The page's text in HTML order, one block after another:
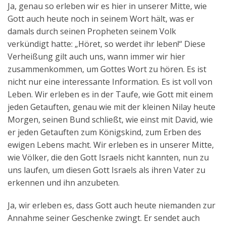
Ja, genau so erleben wir es hier in unserer Mitte, wie
Gott auch heute noch in seinem Wort hält, was er
damals durch seinen Propheten seinem Volk
verkündigt hatte: „Höret, so werdet ihr leben!“ Diese
Verheißung gilt auch uns, wann immer wir hier
zusammenkommen, um Gottes Wort zu hören. Es ist
nicht nur eine interessante Information. Es ist voll von
Leben. Wir erleben es in der Taufe, wie Gott mit einem
jeden Getauften, genau wie mit der kleinen Nilay heute
Morgen, seinen Bund schließt, wie einst mit David, wie
er jeden Getauften zum Königskind, zum Erben des
ewigen Lebens macht. Wir erleben es in unserer Mitte,
wie Völker, die den Gott Israels nicht kannten, nun zu
uns laufen, um diesen Gott Israels als ihren Vater zu
erkennen und ihn anzubeten.
Ja, wir erleben es, dass Gott auch heute niemanden zur
Annahme seiner Geschenke zwingt. Er sendet auch